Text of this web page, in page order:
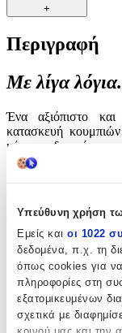
Υπεύθυνη χρήση
Εμείς και οι 1022
δεδομένα, π.χ. τη
όπως cookies για
πληροφορίες στη
εξατομικευμένων
σχετικά με
+
Περιγραφή
Με λίγα
Ένα αξιόπιστο
κατασκευή
κόφτη, ιδανικό για
ραπτική. Η
διασφαλίζει
καλύπτει κάθε
για προσωπικές
ενδυμάτων.
Κατασκευαστής:
Vevor